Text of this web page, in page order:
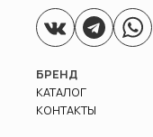
БРЕНД
КАТАЛОГ
КОНТАКТЫ